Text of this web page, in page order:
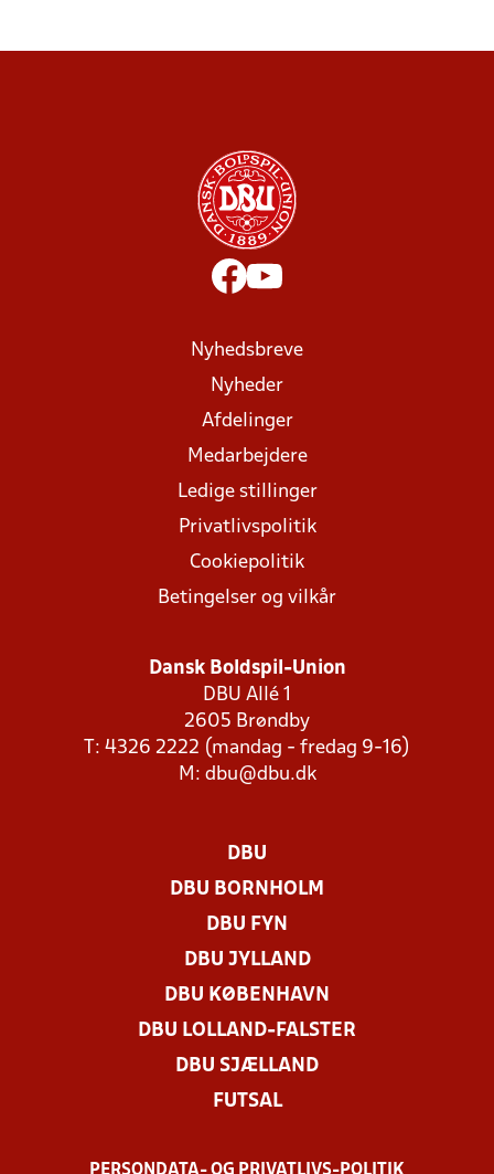
Nyhedsbreve
Nyheder
Afdelinger
Medarbejdere
Ledige stillinger
Privatlivspolitik
Cookiepolitik
Betingelser og vilkår
Dansk Boldspil-Union
DBU Allé 1
2605 Brøndby
T: 4326 2222 (mandag - fredag 9-16)
M: dbu@dbu.dk
DBU
DBU BORNHOLM
DBU FYN
DBU JYLLAND
DBU KØBENHAVN
DBU LOLLAND-FALSTER
DBU SJÆLLAND
FUTSAL